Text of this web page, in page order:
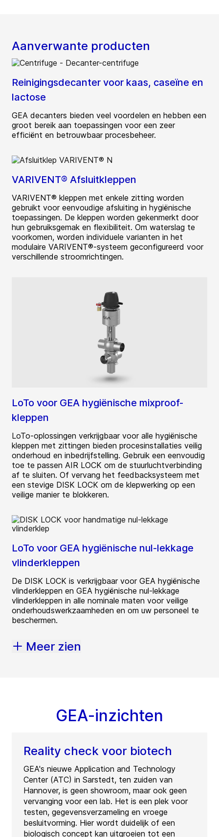
Aanverwante producten
Reinigingsdecanter voor kaas, caseïne en
lactose
GEA decanters bieden veel voordelen en hebben een
groot bereik aan toepassingen voor een zeer
efficiënt en betrouwbaar procesbeheer.
VARIVENT® Afsluitkleppen
VARIVENT® kleppen met enkele zitting worden
gebruikt voor eenvoudige afsluiting in hygiënische
toepassingen. De kleppen worden gekenmerkt door
hun gebruiksgemak en flexibiliteit. Om waterslag te
voorkomen, worden individuele varianten in het
modulaire VARIVENT®-systeem geconfigureerd voor
verschillende stroomrichtingen.
LoTo voor GEA hygiënische mixproof-
kleppen
LoTo-oplossingen verkrijgbaar voor alle hygiënische
kleppen met zittingen bieden procesinstallaties veilig
onderhoud en inbedrijfstelling. Gebruik een eenvoudig
toe te passen AIR LOCK om de stuurluchtverbinding
af te sluiten. Of vervang het feedbacksysteem met
een stevige DISK LOCK om de klepwerking op een
veilige manier te blokkeren.
LoTo voor GEA hygiënische nul-lekkage
vlinderkleppen
De DISK LOCK is verkrijgbaar voor GEA hygiënische
vlinderkleppen en GEA hygiënische nul-lekkage
vlinderkleppen in alle nominale maten voor veilige
onderhoudswerkzaamheden en om uw personeel te
beschermen.
Meer zien
GEA-inzichten
Reality check voor biotech
GEA's nieuwe Application and Technology
Center (ATC) in Sarstedt, ten zuiden van
Hannover, is geen showroom, maar ook geen
vervanging voor een lab. Het is een plek voor
testen, gegevensverzameling en vroege
besluitvorming. Hier wordt duidelijk of een
biologisch concept kan uitgroeien tot een